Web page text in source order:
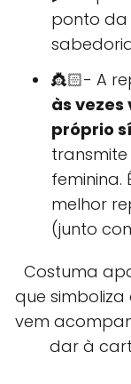
ponto da
👸🏻- A
às
próprio
feminina.
melhor
(junto
Costuma
que simboliza
vem
dar à